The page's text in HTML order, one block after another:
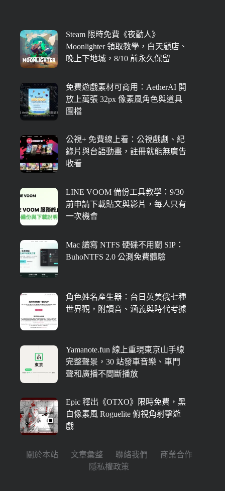
Steam 限時免費《夜勤人》
Moonlighter 領取教學，白天顧店、
晚上下地城，8/10 前永久保留
免費遊戲素材可商用：AetherAI 開
放上萬張 32px 像素風角色與道具
圖檔
公視+ 免費線上看：公視戲劇、紀
錄片與台語動畫，註冊就能無廣告
收看
LINE VOOM 備份工具教學：9/30
前申請下載貼文與影片，每人只有
一次機會
Mac 讀寫 NTFS 硬碟不用關 SIP：
BuhoNTFS 2.0 公測免費體驗
角色姓名產生器：台日英美俄七種
世界觀，附讀音、涵義與時代考據
Yamanote.fun 線上重現東京山手線
完整聲景，30 站發車音樂、車門
聲和廣播不間斷播放
Epic 釋出《OTXO》限時免費，黑
白像素風 Roguelite 俯視角射擊遊
戲
關於本站 文章彙整 聯絡我們
商業合作
隱私權政策